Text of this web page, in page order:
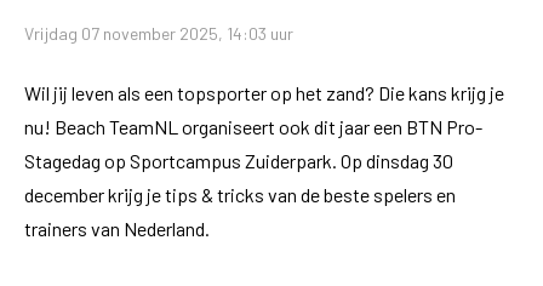
Vrijdag 07 november 2025, 14:03 uur
Wil jij leven als een topsporter op het zand? Die kans krijg je
nu! Beach TeamNL organiseert ook dit jaar een BTN Pro-
Stagedag op Sportcampus Zuiderpark. Op dinsdag 30
december krijg je tips & tricks van de beste spelers en
trainers van Nederland.